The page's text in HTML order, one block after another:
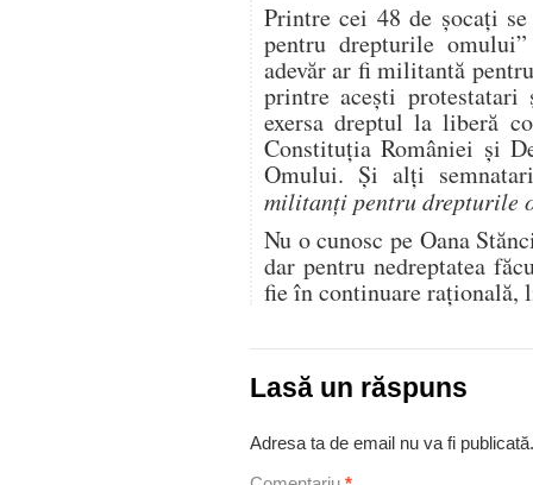
Printre cei 48 de şocaţi
pentru drepturile
adevăr ar fi militantă
printre aceşti
exersa dreptul la liberă
Constituţia României şi
Omului. Şi alţi
militanţi pentru drepturile
Nu o cunosc pe Oana
dar pentru nedreptatea
fie în continuare raţională,
Lasă un răspuns
Adresa ta de email nu va fi publicată.